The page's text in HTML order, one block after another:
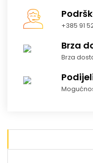
+385 91
Brza
Brza